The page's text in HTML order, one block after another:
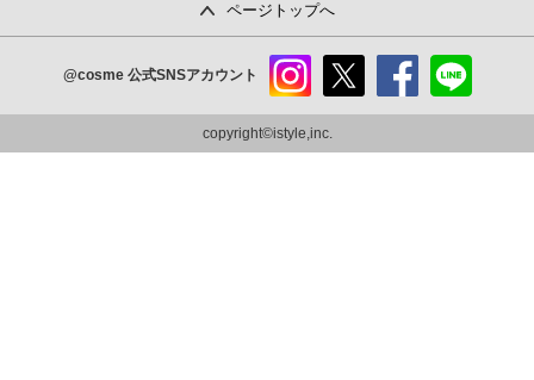
ページトップへ
@cosme 公式SNSアカウント
ram
copyright©istyle,inc.